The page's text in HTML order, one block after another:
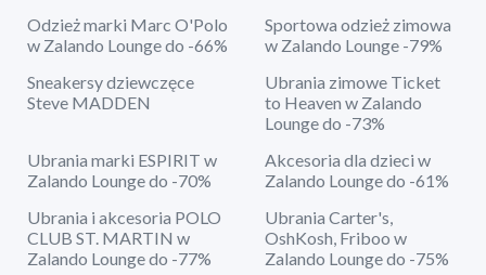
Odzież marki Marc O'Polo
w Zalando Lounge do -66%
Sportowa odzież zimowa
w Zalando Lounge -79%
Sneakersy dziewczęce
Steve MADDEN
Ubrania zimowe Ticket
to Heaven w Zalando
Lounge do -73%
Ubrania marki ESPIRIT w
Zalando Lounge do -70%
Akcesoria dla dzieci w
Zalando Lounge do -61%
Ubrania i akcesoria POLO
CLUB ST. MARTIN w
Zalando Lounge do -77%
Ubrania Carter's,
OshKosh, Friboo w
Zalando Lounge do -75%